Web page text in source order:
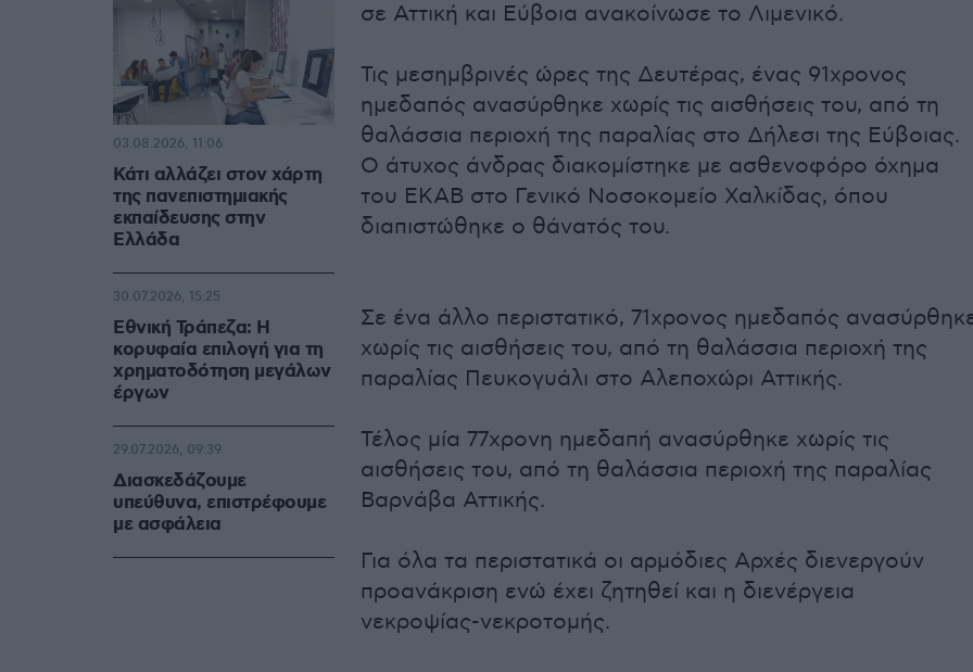
σε Αττική και Εύβοια ανακοίνωσε το Λιμενικό.
Τις μεσημβρινές ώρες της Δευτέρας, ένας 91χρονος
ημεδαπός ανασύρθηκε χωρίς τις αισθήσεις του, από τη
θαλάσσια περιοχή της παραλίας στο Δήλεσι της Εύβοιας.
Ο άτυχος άνδρας διακομίστηκε με ασθενοφόρο όχημα
του ΕΚΑΒ στο Γενικό Νοσοκομείο Χαλκίδας, όπου
διαπιστώθηκε ο θάνατός του.
Σε ένα άλλο περιστατικό, 71χρονος ημεδαπός
χωρίς τις αισθήσεις του, από τη θαλάσσια περιοχή της
παραλίας Πευκογυάλι στο Αλεποχώρι Αττικής.
Τέλος μία 77χρονη ημεδαπή ανασύρθηκε χωρίς τις
αισθήσεις του, από τη θαλάσσια περιοχή της παραλίας
Βαρνάβα Αττικής.
Για όλα τα περιστατικά οι αρμόδιες Αρχές διενεργούν
προανάκριση ενώ έχει ζητηθεί και η διενέργεια
νεκροψίας-νεκροτομής.
Κάτι αλλάζει στον χάρτη
της πανεπιστημιακής
εκπαίδευσης στην
Ελλάδα
03.08.2026, 11:06
Εθνική Τράπεζα: Η
κορυφαία επιλογή για τη
χρηματοδότηση μεγάλων
έργων
30.07.2026, 15:25
Διασκεδάζουμε
υπεύθυνα, επιστρέφουμε
με ασφάλεια
29.07.2026, 09:39